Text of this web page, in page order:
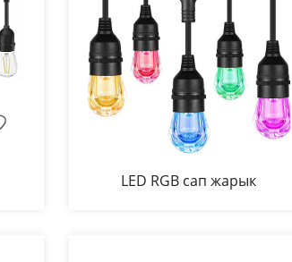
LED RGB сап жарык